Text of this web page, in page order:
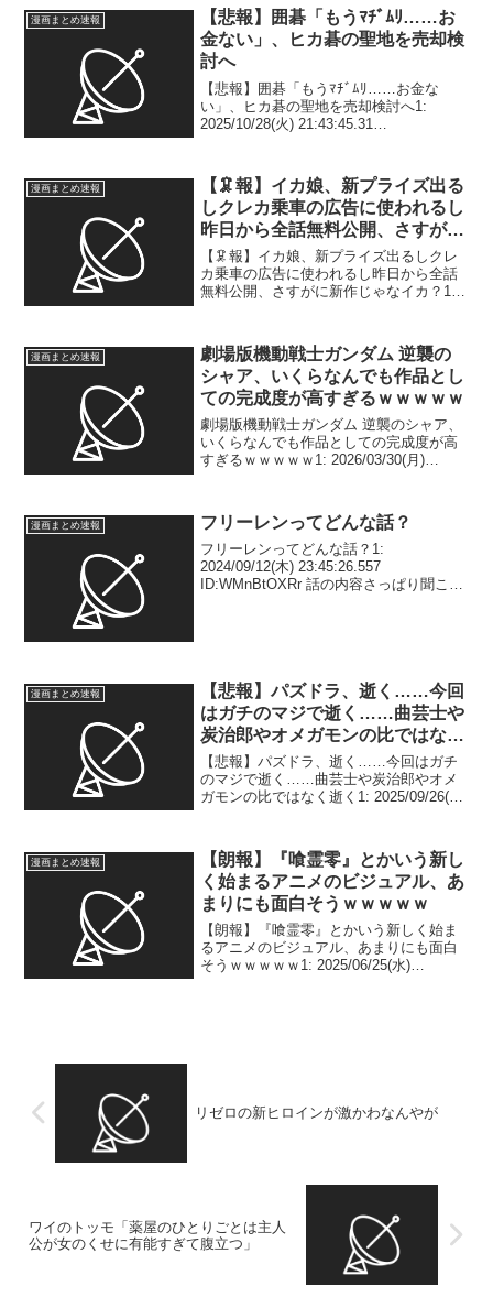
漫画まとめ速報
【悲報】囲碁「もうﾏﾁﾞﾑﾘ……お
金ない」、ヒカ碁の聖地を売却検
討へ
【悲報】囲碁「もうﾏﾁﾞﾑﾘ……お金な
い」、ヒカ碁の聖地を売却検討へ1:
2025/10/28(火) 21:43:45.31
確保できなくなる見通しで...
漫画まとめ速報
【🦑報】イカ娘、新プライズ出る
しクレカ乗車の広告に使われるし
昨日から全話無料公開、さすがに
新作じゃなイカ？
【🦑報】イカ娘、新プライズ出るしクレ
カ乗車の広告に使われるし昨日から全話
無料公開、さすがに新作じゃなイカ？1:
広告5/3まで全話※無料公...
漫画まとめ速報
劇場版機動戦士ガンダム 逆襲の
シャア、いくらなんでも作品とし
ての完成度が高すぎるｗｗｗｗｗ
劇場版機動戦士ガンダム 逆襲のシャア、
いくらなんでも作品としての完成度が高
すぎるｗｗｗｗｗ1: 2026/03/30(月)
漫画まとめ速報 フリーレンってどんな話？
フリーレンってどんな話？1:
2024/09/12(木) 23:45:26.557
ID:WMnBtOXRr 話の内容さっぱり聞こえ
漫画まとめ速報
【悲報】パズドラ、逝く……今回
はガチのマジで逝く……曲芸士や
炭治郎やオメガモンの比ではなく
逝く
【悲報】パズドラ、逝く……今回はガチ
のマジで逝く……曲芸士や炭治郎やオメ
ガモンの比ではなく逝く1: 2025/09/26(金)
で威嚇、3色...
漫画まとめ速報
【朗報】『喰霊零』とかいう新し
く始まるアニメのビジュアル、あ
まりにも面白そうｗｗｗｗｗ
【朗報】『喰霊零』とかいう新しく始ま
るアニメのビジュアル、あまりにも面白
そうｗｗｗｗｗ1: 2025/06/25(水)
リゼロの新ヒロインが激かわなんやが
ワイのトッモ「薬屋のひとりごとは主人
公が女のくせに有能すぎて腹立つ」